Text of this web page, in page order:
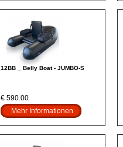
12BB _ Belly Boat - JUMBO-S
€ 590.00
Mehr Informationen